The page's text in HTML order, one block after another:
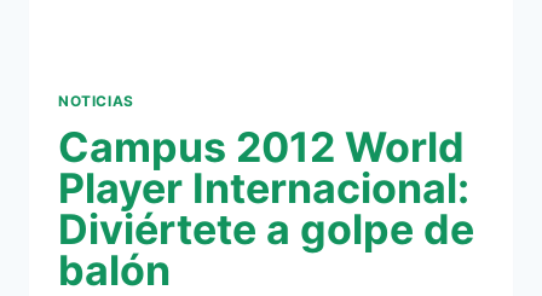
NOTICIAS
Campus 2012 World
Player Internacional:
Diviértete a golpe de
balón